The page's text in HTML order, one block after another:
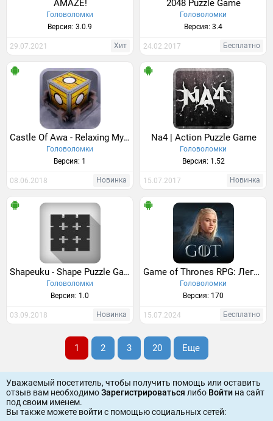
AMAZE!
Головоломки
Версия: 3.0.9
29.07.2021 Хит
2048 Puzzle Game
Головоломки
Версия: 3.4
24.02.2017 Бесплатно
Castle Of Awa - Relaxing Mystic Game
Головоломки
Версия: 1
08.06.2018 Новинка
Na4 | Action Puzzle Game
Головоломки
Версия: 1.52
15.07.2017 Новинка
Shapeuku - Shape Puzzle Game
Головоломки
Версия: 1.0
03.09.2018 Новинка
Game of Thrones RPG: Легенды
Головоломки
Версия: 170
15.07.2024 Бесплатно
1 2 3 20 Еще
Уважаемый посетитель, чтобы получить помощь или оставить
отзыв вам необходимоЗарегистрироваться либо Войти на сайт
под своим именем.
Вы также можете войти c помощью социальных сетей: